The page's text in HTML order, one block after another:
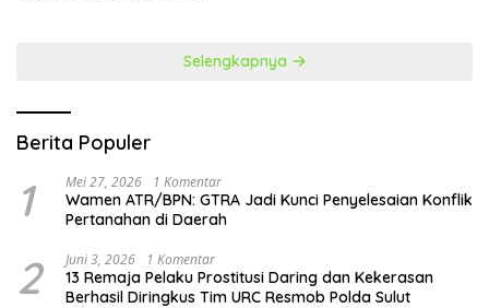
Selengkapnya
Berita Populer
1 Mei 27, 2026 1 Komentar
Wamen ATR/BPN: GTRA Jadi Kunci Penyelesaian Konflik
Pertanahan di Daerah
2 Juni 3, 2026 1 Komentar
13 Remaja Pelaku Prostitusi Daring dan Kekerasan
Berhasil Diringkus Tim URC Resmob Polda Sulut